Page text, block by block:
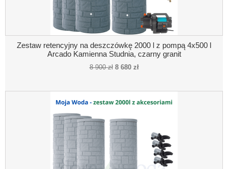
Zestaw retencyjny na deszczówkę 2000 l z pompą 4x500 l
Arcado Kamienna Studnia, czarny granit
8 900 zł 8 680 zł